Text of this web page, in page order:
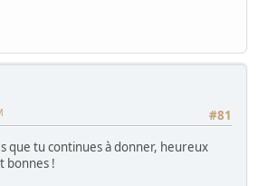
#81
que tu continues à donner, heureux
bonnes !